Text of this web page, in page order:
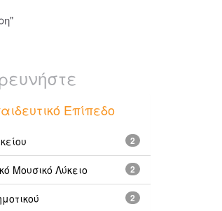
Επίπεδο
2
2
Μουσικό Λύκειο
2